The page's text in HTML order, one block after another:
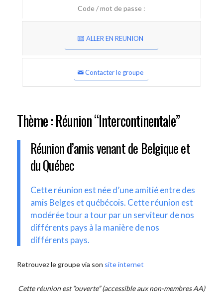
Code / mot de passe :
ALLER EN REUNION
Contacter le groupe
Thème : Réunion “Intercontinentale”
Réunion d’amis venant de Belgique et
du Québec
Cette réunion est née d’une amitié entre des
amis Belges et québécois. Cette réunion est
modérée tour a tour par un serviteur de nos
différents pays à la manière de nos
différents pays.
Retrouvez le groupe via son site internet
Cette réunion est “ouverte” (accessible aux non-membres AA)